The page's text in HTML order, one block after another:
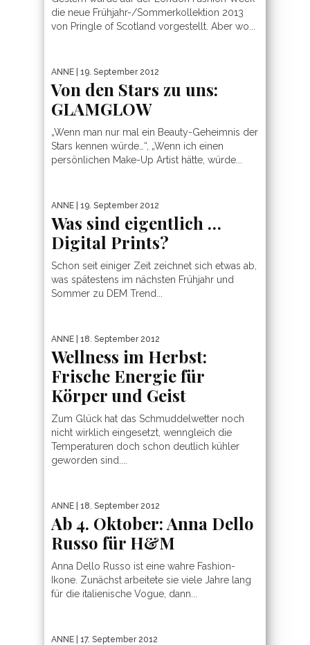
die neue Frühjahr-/Sommerkollektion 2013
von Pringle of Scotland vorgestellt. Aber wo...
ANNE | 19. September 2012
Von den Stars zu uns:
GLAMGLOW
„Wenn man nur mal ein Beauty-Geheimnis der
Stars kennen würde…“, „Wenn ich einen
persönlichen Make-Up Artist hätte, würde...
ANNE | 19. September 2012
Was sind eigentlich …
Digital Prints?
Schon seit einiger Zeit zeichnet sich etwas ab,
was spätestens im nächsten Frühjahr und
Sommer zu DEM Trend...
ANNE | 18. September 2012
Wellness im Herbst:
Frische Energie für
Körper und Geist
Zum Glück hat das Schmuddelwetter noch
nicht wirklich eingesetzt, wenngleich die
Temperaturen doch schon deutlich kühler
geworden sind....
ANNE | 18. September 2012
Ab 4. Oktober: Anna Dello
Russo für H&M
Anna Dello Russo ist eine wahre Fashion-
Ikone. Zunächst arbeitete sie viele Jahre lang
für die italienische Vogue, dann...
ANNE | 17. September 2012